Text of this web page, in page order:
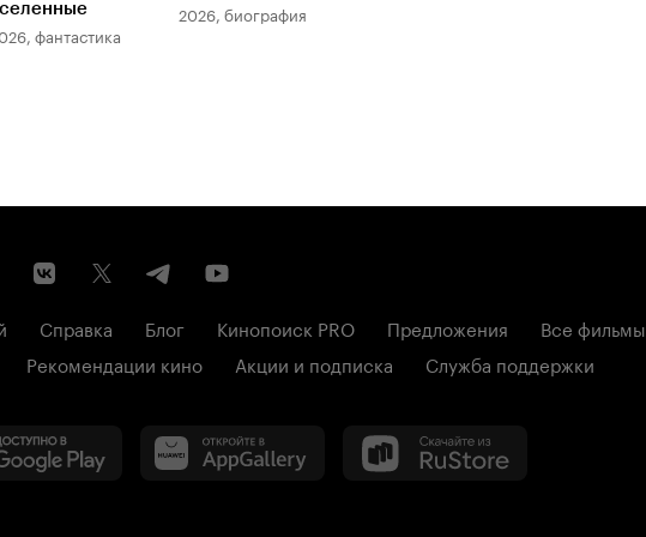
фантастика
2026, биография
Справка Блог Кинопоиск PRO Предложения Все фильмы
Рекомендации кино Акции и подписка Служба поддержки